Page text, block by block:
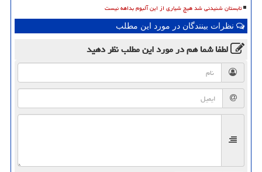
تابستان شنیدنی شد هیچ شیاری از این آلبوم بداهه نیست
نظرات بینندگان در مورد این مطلب
لطفا شما همدر مورد این مطلبنظر دهید